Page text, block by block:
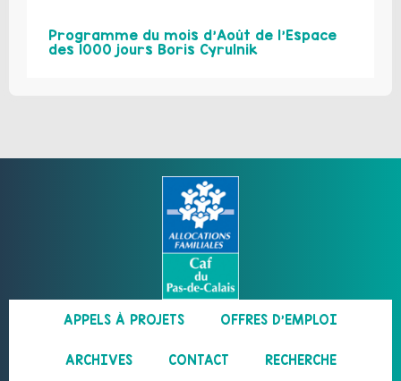
Programme du mois d’Août de l’Espace
des 1000 jours Boris Cyrulnik
APPELS À PROJETS OFFRES D’EMPLOI
ARCHIVES CONTACT RECHERCHE